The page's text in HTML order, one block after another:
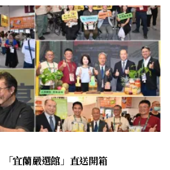
宜蘭嚴選館」直送開箱